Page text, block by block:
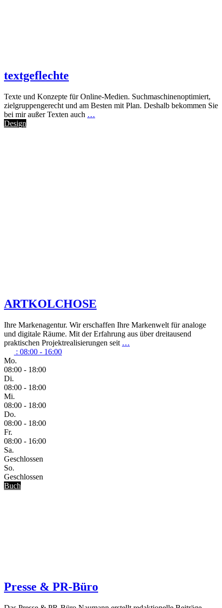
textgeflechte
Texte und Konzepte für Online-Medien. Suchmaschinenoptimiert,
zielgruppengerecht und am Besten mit Plan. Deshalb bekommen Sie
bei mir außer Texten auch …
Design
ARTKOLCHOSE
Ihre Markenagentur. Wir erschaffen Ihre Markenwelt für analoge
und digitale Räume. Mit der Erfahrung aus über dreitausend
praktischen Projektrealisierungen seit …
: 08:00 - 16:00
Mo.
08:00 - 18:00
Di.
08:00 - 18:00
Mi.
08:00 - 18:00
Do.
08:00 - 18:00
Fr.
08:00 - 16:00
Sa.
Geschlossen
So.
Geschlossen
Buch
Presse & PR-Büro